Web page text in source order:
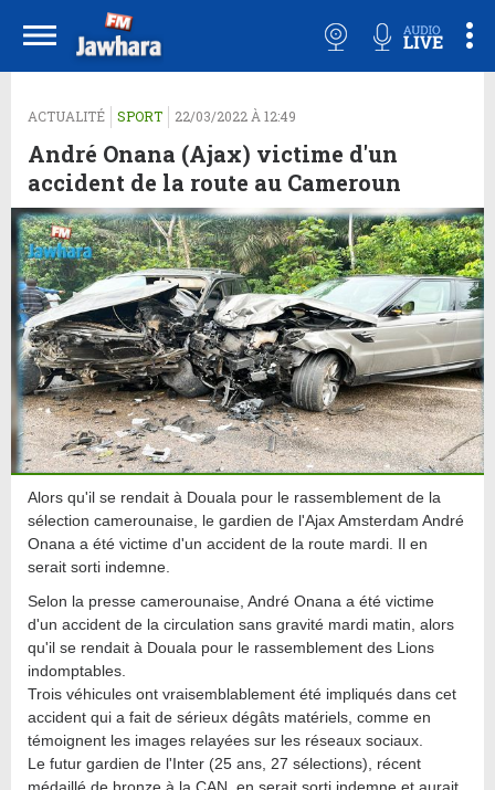
ACTUALITÉ SPORT 22/03/2022 À 12:49
André Onana (Ajax) victime d'un
accident de la route au Cameroun
Alors qu'il se rendait à Douala pour le rassemblement de la
sélection camerounaise, le gardien de l'Ajax Amsterdam André
Onana a été victime d'un accident de la route mardi. Il en
serait sorti indemne.
Selon la presse camerounaise, André Onana a été victime
d'un accident de la circulation sans gravité mardi matin, alors
qu'il se rendait à Douala pour le rassemblement des Lions
indomptables.
Trois véhicules ont vraisemblablement été impliqués dans cet
accident qui a fait de sérieux dégâts matériels, comme en
témoignent les images relayées sur les réseaux sociaux.
Le futur gardien de l'Inter (25 ans, 27 sélections), récent
médaillé de bronze à la CAN, en serait sorti indemne et aurait